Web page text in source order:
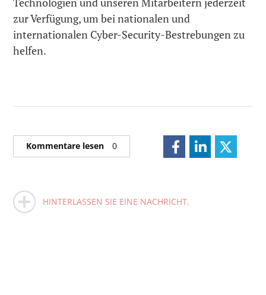
zur Verfügung, um bei nationalen und
internationalen Cyber-Security-Bestrebungen zu
helfen.
Kommentare lesen 0
HINTERLASSEN SIE EINE NACHRICHT.